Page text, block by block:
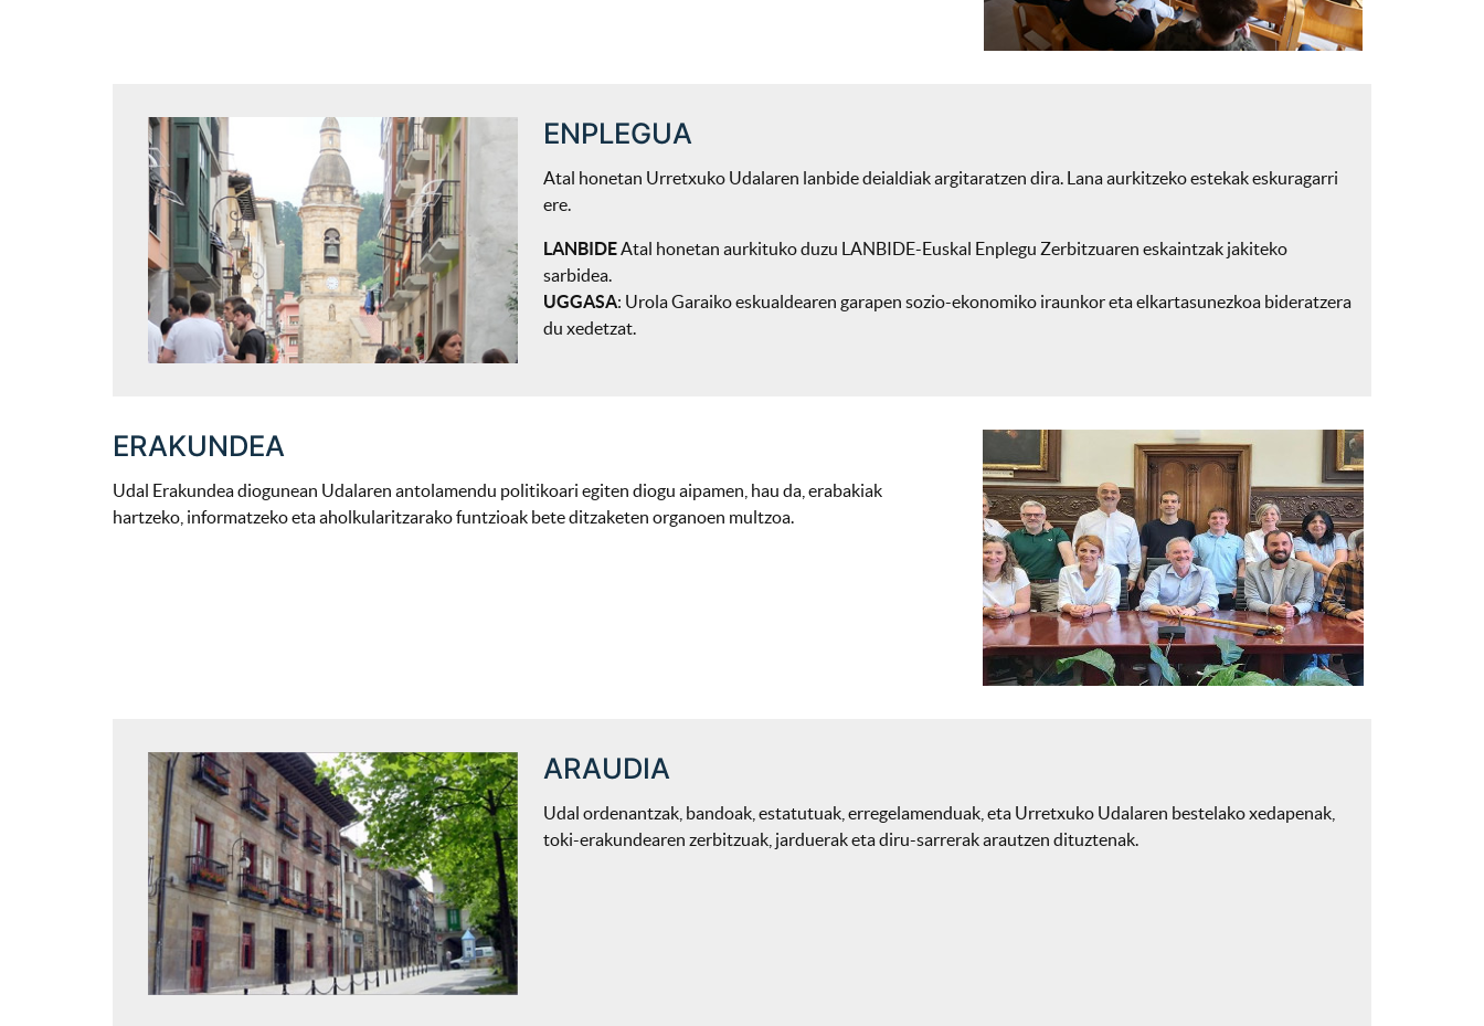
ENPLEGUA
Atal honetan Urretxuko Udalaren lanbide deialdiak argitaratzen dira. Lana aurkitzeko estekak eskuragarri
ere.
LANBIDE Atal honetan aurkituko duzu LANBIDE-Euskal Enplegu Zerbitzuaren eskaintzak jakiteko
sarbidea.
UGGASA: Urola Garaiko eskualdearen garapen sozio-ekonomiko iraunkor eta elkartasunezkoa bideratzera
du xedetzat.
ERAKUNDEA
Udal Erakundea diogunean Udalaren antolamendu politikoari egiten diogu aipamen, hau da, erabakiak
hartzeko, informatzeko eta aholkularitzarako funtzioak bete ditzaketen organoen multzoa.
ARAUDIA
Udal ordenantzak, bandoak, estatutuak, erregelamenduak, eta Urretxuko Udalaren bestelako xedapenak,
toki-erakundearen zerbitzuak, jarduerak eta diru-sarrerak arautzen dituztenak.